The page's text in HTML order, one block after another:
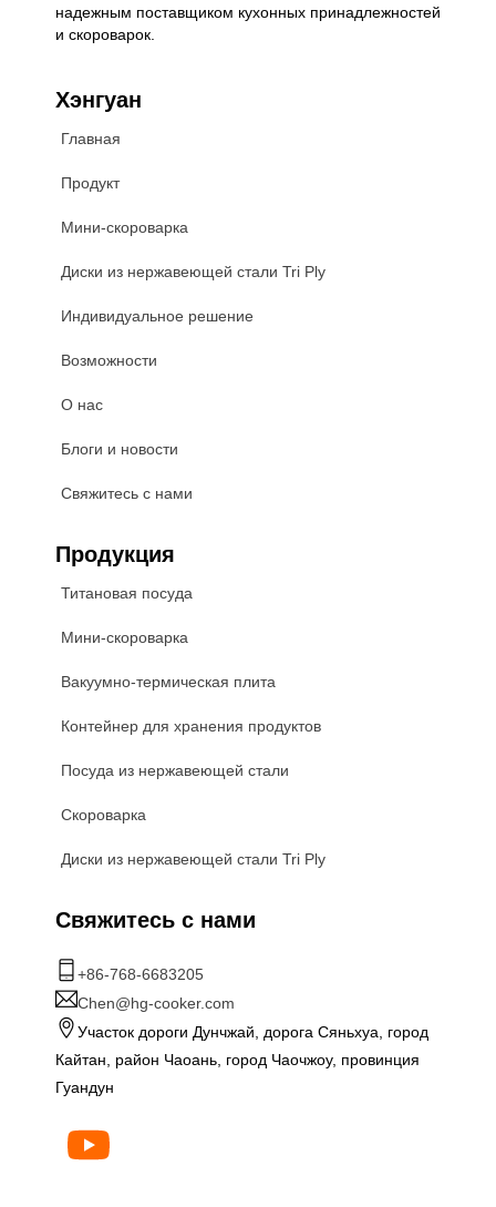
надежным поставщиком кухонных принадлежностей
и скороварок.
Хэнгуан
Главная
Продукт
Мини-скороварка
Диски из нержавеющей стали Tri Ply
Индивидуальное решение
Возможности
О нас
Блоги и новости
Свяжитесь с нами
Продукция
Титановая посуда
Мини-скороварка
Вакуумно-термическая плита
Контейнер для хранения продуктов
Посуда из нержавеющей стали
Скороварка
Диски из нержавеющей стали Tri Ply
Свяжитесь с нами
+86-768-6683205
Chen@hg-cooker.com
Участок дороги Дунчжай, дорога Сяньхуа, город
Кайтан, район Чаоань, город Чаочжоу, провинция
Гуандун